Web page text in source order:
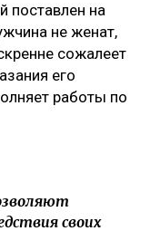
поставлен на
не женат,
сожалеет
его
работы по
своих